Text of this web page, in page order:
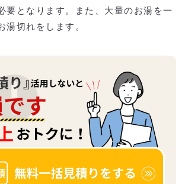
要となります。また、大量のお湯を一
湯切れをします。